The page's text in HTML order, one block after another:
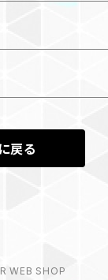
戻る
WEB SHOP